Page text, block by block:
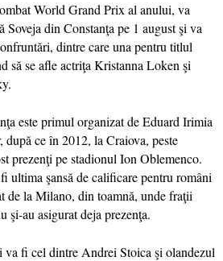
World Grand Prix al anului, va
Soveja din Constanţa pe 1 august şi va
dintre care una pentru titlul
să se afle actriţa Kristanna Loken şi
este primul organizat de Eduard Irimia
ce în 2012, la Craiova, peste
prezenţi pe stadionul Ion Oblemenco.
ultima şansă de calificare pentru români
de la Milano, din toamnă, unde fraţii
şi-au asigurat deja prezenţa.
va fi cel dintre Andrei Stoica şi olandezul